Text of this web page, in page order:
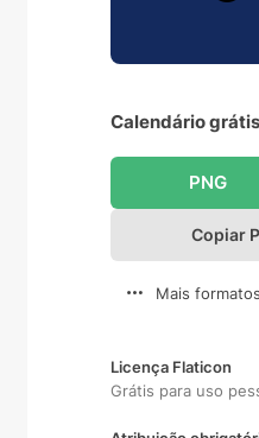
Calendário
PNG
Copiar
Mais formatos
Licença Flaticon
Grátis para uso